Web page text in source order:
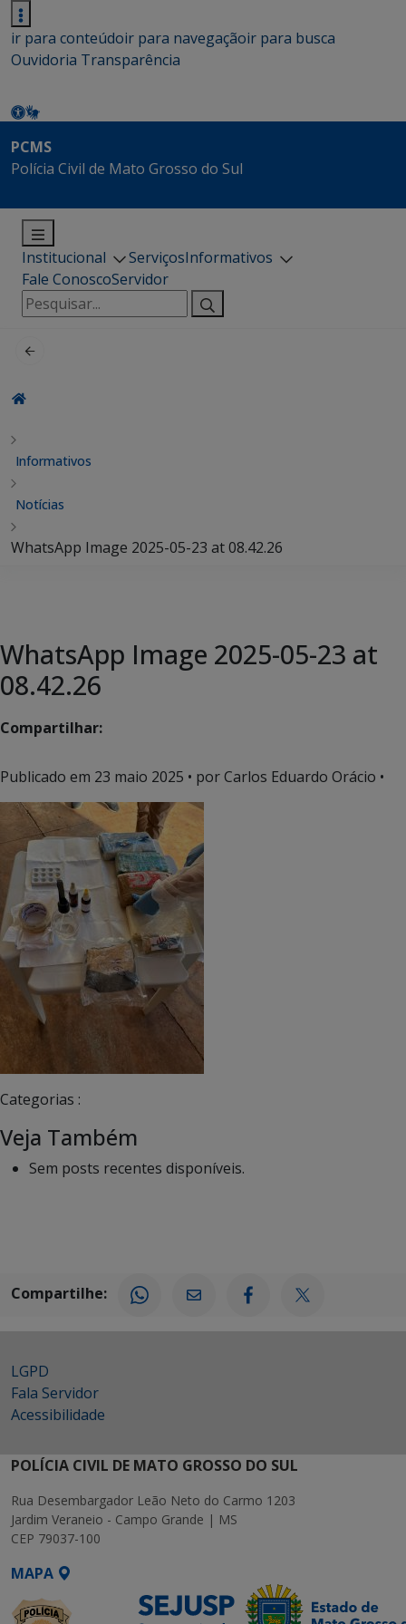
ir para conteúdoir para navegaçãoir para busca
Ouvidoria Transparência
PCMS
Polícia Civil de Mato Grosso do Sul
Institucional ServiçosInformativos
Fale ConoscoServidor
Pesquisar
por:
Informativos
Notícias
WhatsApp Image 2025-05-23 at 08.42.26
WhatsApp Image 2025-05-23 at
08.42.26
Compartilhar:
Publicado em 23 maio 2025 • por Carlos Eduardo Orácio •
Categorias :
Veja Também
Sem posts recentes disponíveis.
Compartilhe:
LGPD
Fala Servidor
Acessibilidade
POLÍCIA CIVIL DE MATO GROSSO DO SUL
Rua Desembargador Leão Neto do Carmo 1203
Jardim Veraneio - Campo Grande | MS
CEP 79037-100
MAPA